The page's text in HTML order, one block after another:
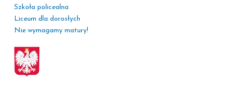
Szkoła policealna
Liceum dla dorosłych
Nie wymagamy matury!